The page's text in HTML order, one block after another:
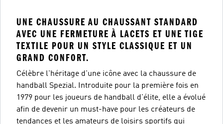
UNE CHAUSSURE AU CHAUSSANT STANDARD
AVEC UNE FERMETURE À LACETS ET UNE TIGE
TEXTILE POUR UN STYLE CLASSIQUE ET UN
GRAND CONFORT.
Célèbre l'héritage d'une icône avec la chaussure de
handball Spezial. Introduite pour la première fois en
1979 pour les joueurs de handball d'élite, elle a évolué
afin de devenir un must-have pour les créateurs de
tendances et les amateurs de loisirs sportifs qui